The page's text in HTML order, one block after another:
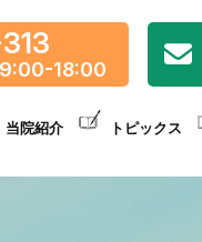
9:00-18:00
当院紹介 トピックス